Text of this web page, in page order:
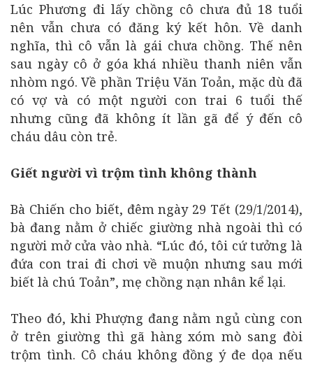
Lúc Phương đi lấy chồng cô chưa đủ 18 tuổi
nên vẫn chưa có đăng ký kết hôn. Về danh
nghĩa, thì cô vẫn là gái chưa chồng. Thế nên
sau ngày cô ở góa khá nhiều thanh niên vẫn
nhòm ngó. Về phần Triệu Văn Toản, mặc dù đã
có vợ và có một người con trai 6 tuổi thế
nhưng cũng đã không ít lần gã để ý đến cô
cháu dâu còn trẻ.
Giết người vì trộm tình không thành
Bà Chiến cho biết, đêm ngày 29 Tết (29/1/2014),
bà đang nằm ở chiếc giường nhà ngoài thì có
người mở cửa vào nhà. “Lúc đó, tôi cứ tưởng là
đứa con trai đi chơi về muộn nhưng sau mới
biết là chú Toản”, mẹ chồng nạn nhân kể lại.
Theo đó, khi Phượng đang nằm ngủ cùng con
ở trên giường thì gã hàng xóm mò sang đòi
trộm tình. Cô cháu không đồng ý đe dọa nếu